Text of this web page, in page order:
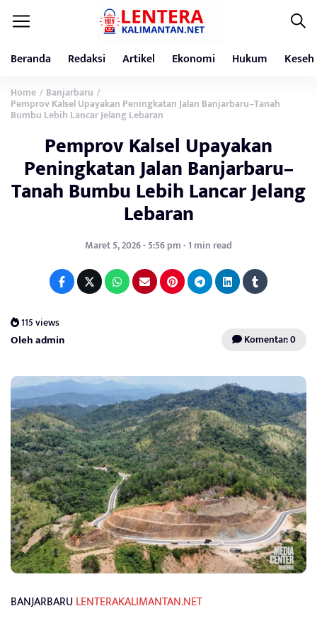
Beranda Redaksi Artikel Ekonomi Hukum
Home / Banjarbaru /
Pemprov Kalsel Upayakan Peningkatan Jalan Banjarbaru–Tanah
Bumbu Lebih Lancar Jelang Lebaran
Pemprov Kalsel Upayakan
Peningkatan Jalan Banjarbaru–
Tanah Bumbu Lebih Lancar Jelang
Lebaran
Maret 5, 2026 - 5:56 pm - 1 min read
115 views
Oleh admin Komentar: 0
BANJARBARULENTERAKALIMANTAN.NET